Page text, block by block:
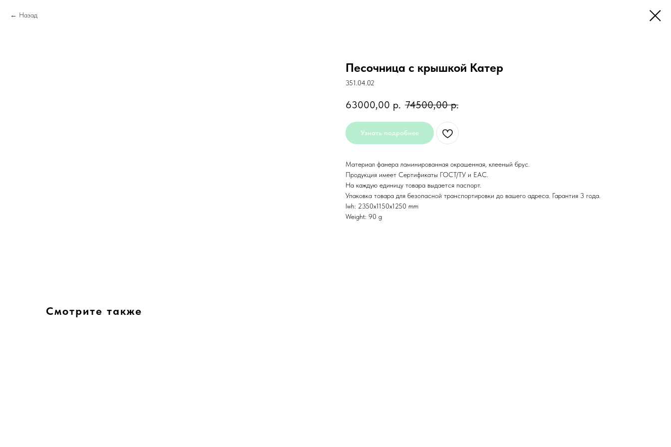
Назад
Песочница с крышкой Катер
351.04.02
63000,00 р. 74500,00 р.
Узнать подробнее
Материал фанера ламинированная окрашенная, клееный брус.
Продукция имеет Сертификаты ГОСТ/ТУ и ЕАС.
На каждую единицу товара выдается паспорт.
Упаковка товара для безопасной транспортировки до вашего адреса. Гарантия 3 года.
lwh: 2350x1150x1250 mm
Weight: 90 g
Смотрите также